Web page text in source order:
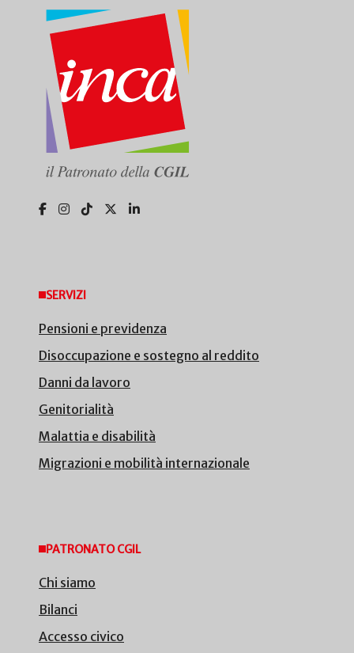
SERVIZI
Pensioni e previdenza
Disoccupazione e sostegno al reddito
Danni da lavoro
Genitorialità
Malattia e disabilità
Migrazioni e mobilità internazionale
PATRONATO CGIL
Chi siamo
Bilanci
Accesso civico